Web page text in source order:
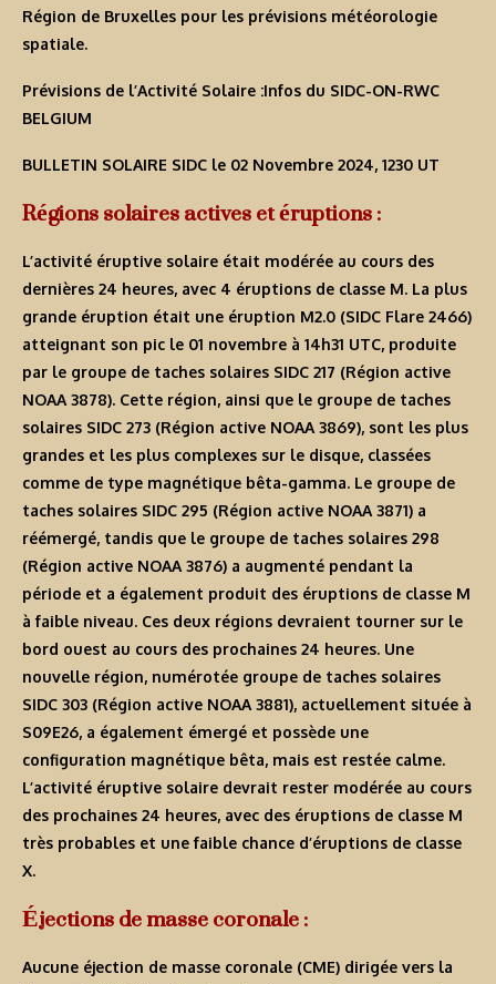
Région de Bruxelles pour les prévisions météorologie
spatiale.
Prévisions de l’Activité Solaire :Infos du SIDC-ON-RWC
BELGIUM
BULLETIN SOLAIRE SIDC le 02 Novembre 2024, 1230 UT
Régions solaires actives et éruptions :
L’activité éruptive solaire était modérée au cours des
dernières 24 heures, avec 4 éruptions de classe M. La plus
grande éruption était une éruption M2.0 (SIDC Flare 2466)
atteignant son pic le 01 novembre à 14h31 UTC, produite
par le groupe de taches solaires SIDC 217 (Région active
NOAA 3878). Cette région, ainsi que le groupe de taches
solaires SIDC 273 (Région active NOAA 3869), sont les plus
grandes et les plus complexes sur le disque, classées
comme de type magnétique bêta-gamma. Le groupe de
taches solaires SIDC 295 (Région active NOAA 3871) a
réémergé, tandis que le groupe de taches solaires 298
(Région active NOAA 3876) a augmenté pendant la
période et a également produit des éruptions de classe M
à faible niveau. Ces deux régions devraient tourner sur le
bord ouest au cours des prochaines 24 heures. Une
nouvelle région, numérotée groupe de taches solaires
SIDC 303 (Région active NOAA 3881), actuellement située à
S09E26, a également émergé et possède une
configuration magnétique bêta, mais est restée calme.
L’activité éruptive solaire devrait rester modérée au cours
des prochaines 24 heures, avec des éruptions de classe M
très probables et une faible chance d’éruptions de classe
X.
Éjections de masse coronale :
Aucune éjection de masse coronale (CME) dirigée vers la